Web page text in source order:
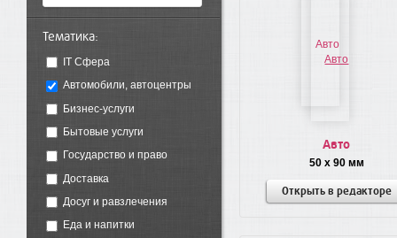
Тематика:
IT Сфера
Автомобили, автоцентры
Бизнес-услуги
Бытовые услуги
Государство и право
Доставка
Досуг и равзлечения
Еда и напитки
Авто
50 x 90 мм
Открыть в редакторе